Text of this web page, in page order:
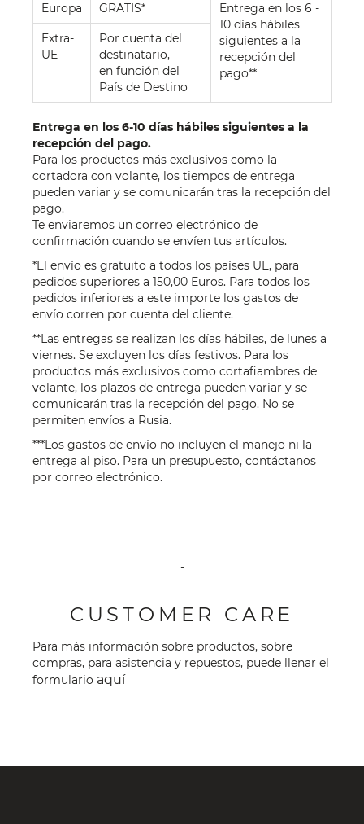
Europa GRATIS*
Entrega en los 6 -
10 días hábiles
siguientes a la
recepción del
pago**
Extra-
UE
Por cuenta del
destinatario,
en función del
País de Destino
Entrega en los 6-10 días hábiles siguientes a la
recepción del pago.
Para los productos más exclusivos como la
cortadora con volante, los tiempos de entrega
pueden variar y se comunicarán tras la recepción del
pago.
Te enviaremos un correo electrónico de
confirmación cuando se envíen tus artículos.
*El envío es gratuito a todos los países UE, para
pedidos superiores a 150,00 Euros. Para todos los
pedidos inferiores a este importe los gastos de
envío corren por cuenta del cliente.
**Las entregas se realizan los días hábiles, de lunes a
viernes. Se excluyen los días festivos. Para los
productos más exclusivos como cortafiambres de
volante, los plazos de entrega pueden variar y se
comunicarán tras la recepción del pago. No se
permiten envíos a Rusia.
***Los gastos de envío no incluyen el manejo ni la
entrega al piso. Para un presupuesto, contáctanos
por correo electrónico.
-
CUSTOMER CARE
Para más información sobre productos, sobre
compras, para asistencia y repuestos, puede llenar el
formulario aquí